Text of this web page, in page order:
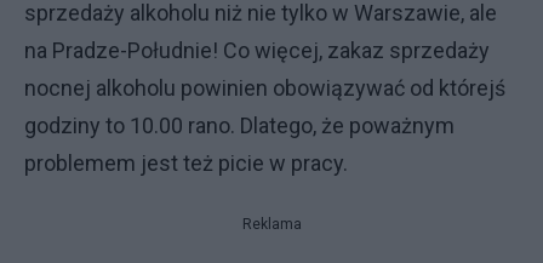
sprzedaży alkoholu niż nie tylko w Warszawie, ale
na Pradze-Południe! Co więcej, zakaz sprzedaży
nocnej alkoholu powinien obowiązywać od którejś
godziny to 10.00 rano. Dlatego, że poważnym
problemem jest też picie w pracy.
Reklama